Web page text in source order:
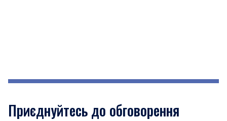
Приєднуйтесь до обговорення